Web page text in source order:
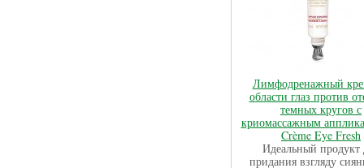
Лимфодренажный
области глаз против
темных кругов с
криомассажным
Crème Eye Fresh
Идеальный продукт
придания взгляду